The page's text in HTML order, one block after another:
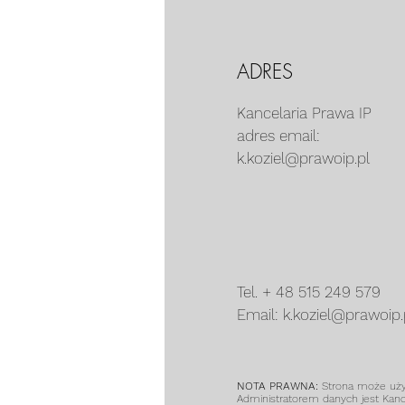
ADRES
Kancelaria Prawa IP
adres email:
k.koziel@prawoip.pl
Tel. + 48 515 249 579
Email:
NOTA PRAWNA: Strona może
Administratorem danych jest